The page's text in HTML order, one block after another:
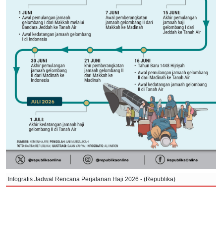
Infografis Jadwal Rencana Perjalanan Haji 2026 - (Republika)